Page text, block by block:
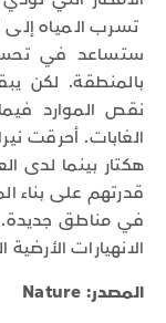
تسرب المياه إلى
ستساعد في
بالمنطقة. لكن
نقص الموارد
هكتار بينما لدى
قدرتهم على بناء
في مناطق جديدة.
الانهيارات
المصدر: Nature